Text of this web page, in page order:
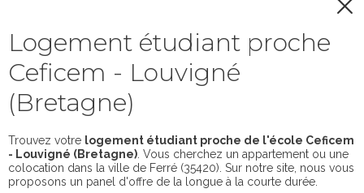
Logement étudiant proche
Ceficem - Louvigné
(Bretagne)
Trouvez votre logement étudiant proche de l'école Ceficem
- Louvigné (Bretagne) . Vous cherchez un appartement ou une
colocation dans la ville de Ferré (35420). Sur notre site, nous vous
proposons un panel d'offre de la longue à la courte durée.